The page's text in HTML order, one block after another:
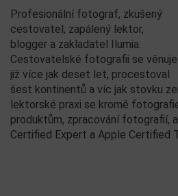
Profesionální fotograf, zkušený
cestovatel, zapálený lektor,
blogger a zakladatel Ilumia.
Cestovatelské fotografii se věnuje
již více jak deset let, procestoval
šest kontinentů a víc jak stovku
lektorské praxi se kromě
produktům, zpracování fotografií,
Certified Expert a Apple Certified